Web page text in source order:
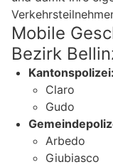
Mobile
Bezirk
Kantonspolizei:
Claro
Gudo
Arbedo
Giubiasco